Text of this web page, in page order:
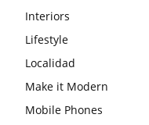
Interiors
Lifestyle
Localidad
Make it Modern
Mobile Phones